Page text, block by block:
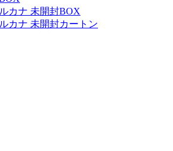
カナ 未開封BOX
カナ 未開封カートン